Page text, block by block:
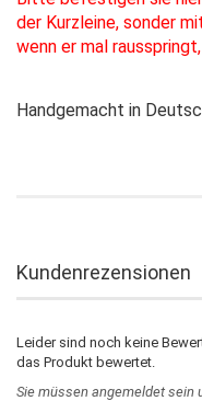
der Kurzleine, sonder
wenn er mal
Handgemacht in
Kundenrezensionen
Leider sind noch keine
das Produkt bewertet.
Sie müssen angemeldet sein